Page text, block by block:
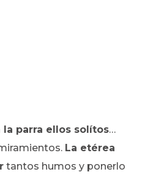
la parra ellos solítos…
La etérea
tantos humos y ponerlo